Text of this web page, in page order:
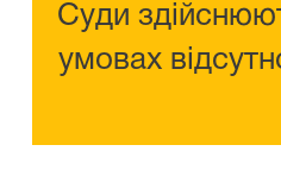
Суди
умовах